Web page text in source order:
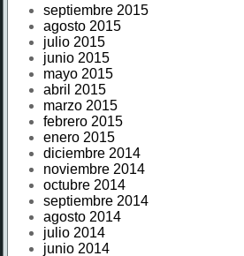
septiembre 2015
agosto 2015
julio 2015
junio 2015
mayo 2015
abril 2015
marzo 2015
febrero 2015
enero 2015
diciembre 2014
noviembre 2014
octubre 2014
septiembre 2014
agosto 2014
julio 2014
junio 2014